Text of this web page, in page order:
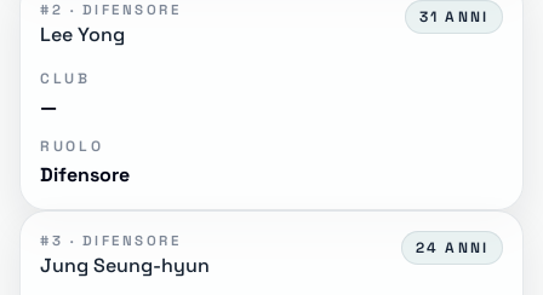
#2 · DIFENSORE
Lee Yong
31 ANNI
CLUB
—
RUOLO
Difensore
#3 · DIFENSORE
Jung Seung-hyun
24 ANNI